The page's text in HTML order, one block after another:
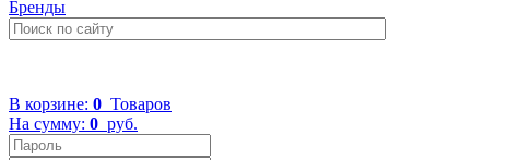
Бренды
В корзине: 0 Товаров
На сумму: 0 руб.